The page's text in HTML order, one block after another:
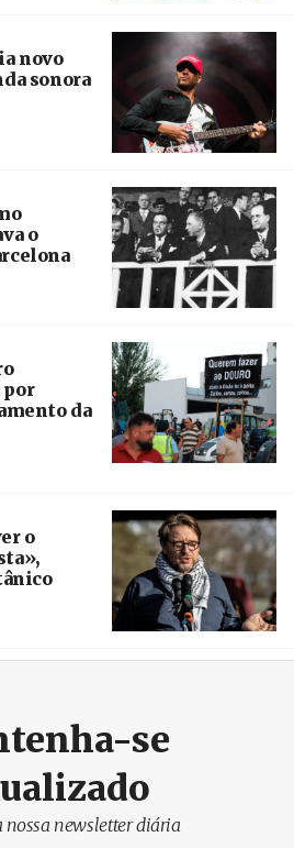
novo
sonora
o
por
da
o
se
nossa newsletter diária